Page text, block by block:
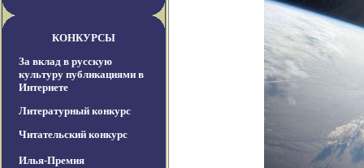
КОНКУРСЫ
За вклад в русскую
культуру публикациями в
Интернете
Литературный конкурс
Читательский конкурс
Илья-Премия